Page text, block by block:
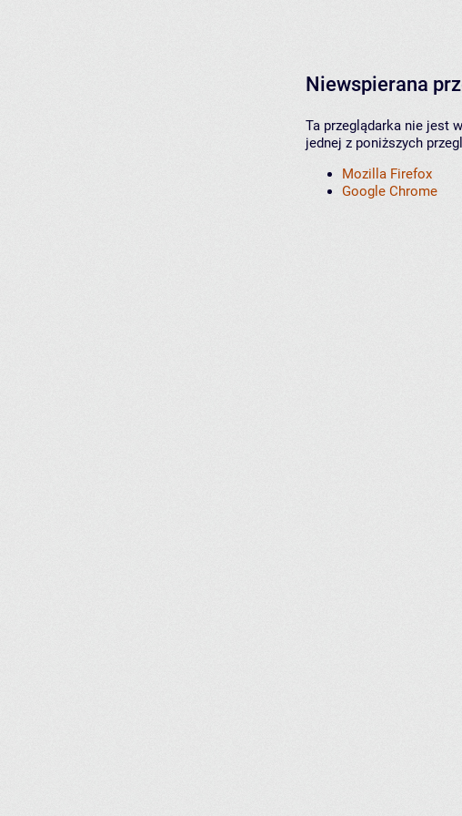
Niewspierana
Ta przeglądarka nie jest
jednej z poniższych
Mozilla Firefox
Google Chrome